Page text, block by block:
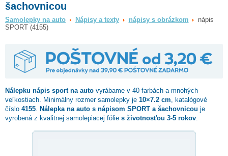
šachovnicou
Samolepky na auto Nápisy a texty nápisy s obrázkom
nápis
SPORT (4155)
Nálepku nápis sportna auto vyrábame v 40 farbách a mnohých
veľkostiach. Minimálny rozmer samolepky je 10×7.2 cm , katalógové
číslo 4155 Nálepka na auto s nápisom SPORT a šachovnicou je
vyrobená z kvalitnej samolepiacej fólie s životnosťou 3-5 rokov